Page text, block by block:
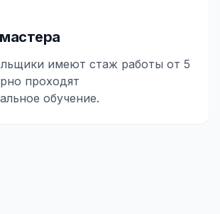
имеют стаж работы от 5
проходят
обучение.